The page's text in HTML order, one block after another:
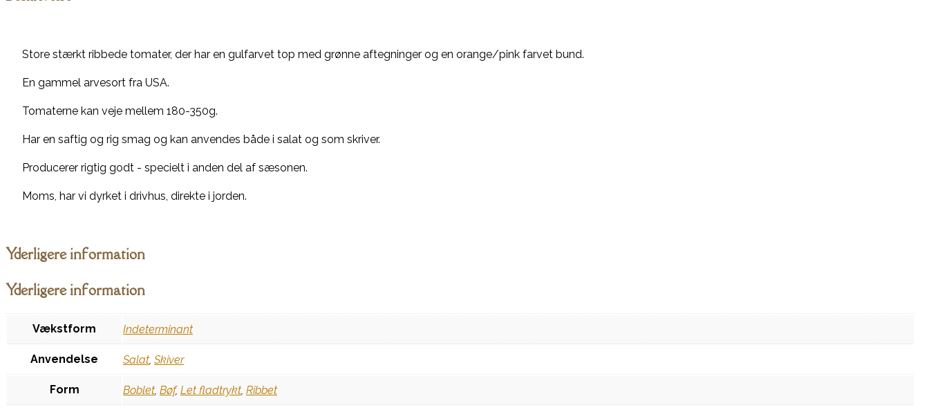
Store stærkt ribbede tomater, der har en gulfarvet top med grønne aftegninger og en orange/pink farvet bund.
En gammel arvesort fra USA.
Tomaterne kan veje mellem 180-350g.
Har en saftig og rig smag og kan anvendes både i salat og som skriver.
Producerer rigtig godt - specielt i anden del af sæsonen.
Moms, har vi dyrket i drivhus, direkte i jorden.
Yderligere information
Yderligere information
Vækstform Indeterminant
Anvendelse Salat Skiver
Form Boblet Bøf, Let fladtrykt Ribbet